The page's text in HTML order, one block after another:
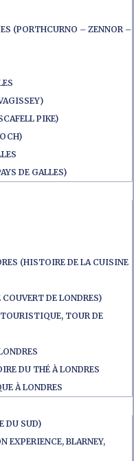
(PORTHCURNO – ZENNOR –
PIKE)
DE GALLES)
(HISTOIRE DE LA CUISINE
DE LONDRES)
TOUR DE
DU THÉ À LONDRES
À LONDRES
DU SUD)
EXPERIENCE, BLARNEY,